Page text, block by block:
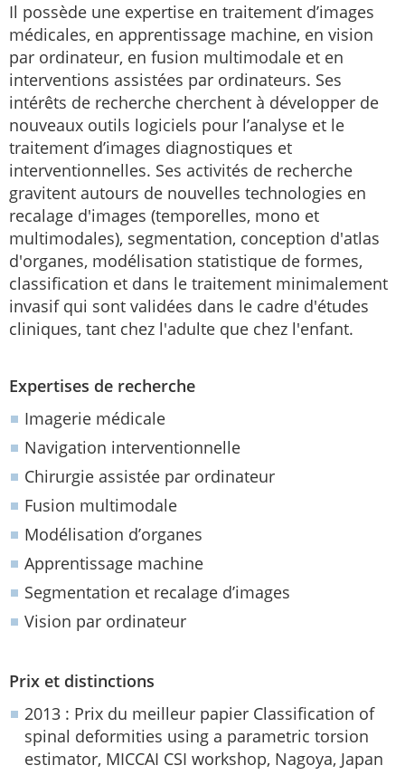
Il possède une expertise en traitement d’images
médicales, en apprentissage machine, en vision
par ordinateur, en fusion multimodale et en
interventions assistées par ordinateurs. Ses
intérêts de recherche cherchent à développer de
nouveaux outils logiciels pour l’analyse et le
traitement d’images diagnostiques et
interventionnelles. Ses activités de recherche
gravitent autours de nouvelles technologies en
recalage d'images (temporelles, mono et
multimodales), segmentation, conception d'atlas
d'organes, modélisation statistique de formes,
classification et dans le traitement minimalement
invasif qui sont validées dans le cadre d'études
cliniques, tant chez l'adulte que chez l'enfant.
Expertises de recherche
Imagerie médicale
Navigation interventionnelle
Chirurgie assistée par ordinateur
Fusion multimodale
Modélisation d’organes
Apprentissage machine
Segmentation et recalage d’images
Vision par ordinateur
Prix et distinctions
2013 : Prix du meilleur papier Classification of
spinal deformities using a parametric torsion
estimator, MICCAI CSI workshop, Nagoya, Japan